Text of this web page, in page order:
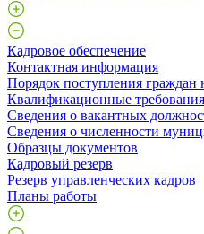
Кадровое обеспечение
Контактная информация
Порядок поступления
Квалификационные требования
Сведения о вакантных
Сведения о численности
Образцы документов
Кадровый резерв
Резерв управленческих кадров
Планы работы